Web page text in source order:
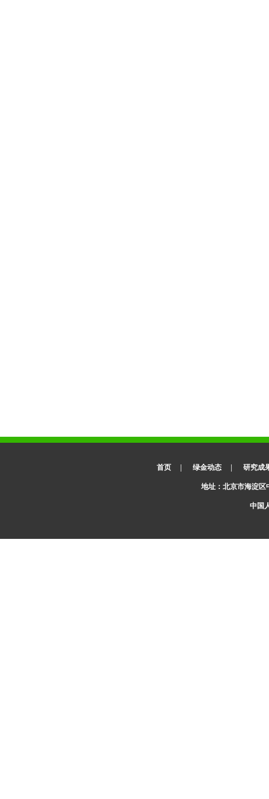
首页 |绿金动态 |研究成
地址：北京市海淀区
中国